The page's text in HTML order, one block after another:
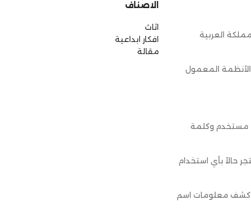
العربية
المعمول
مستخدم وكلمة
حالاً بأي استخدام
كشف معلومات اسم
الاصناف
اثاث
افكار ابداعية
مقالة